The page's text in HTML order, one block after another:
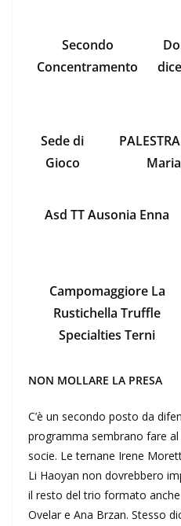
Secondo
Concentramento
Sede di
Gioco
Asd TT Ausonia Enna
Campomaggiore La
Rustichella Truffle
Specialties Terni
NON MOLLARE LA PRESA
C’è un secondo posto da
programma sembrano fare
socie. Le ternane Irene
Li Haoyan non dovrebbero
il resto del trio formato
Ovelar e Ana Brzan. Stesso